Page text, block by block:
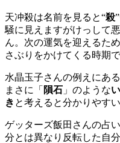
天冲殺は名前を見ると“殺
騒に見えますがけっして
ん。次の運気を迎えるた
さぶりをかけてくる時期で
水晶玉子さんの例えにあ
まさに「 隕石 」のような
き と考えると分かりやす
ゲッターズ飯田さんの占い
分とは異なり反転した自